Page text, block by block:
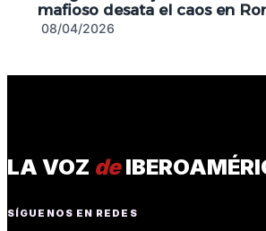
mafioso desata el caos en
08/04/2026
LA VOZ de
SÍGUENOS EN REDES